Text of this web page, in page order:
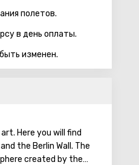
полетов.
в день оплаты.
изменен.
Here you will find
the Berlin Wall. The
created by the